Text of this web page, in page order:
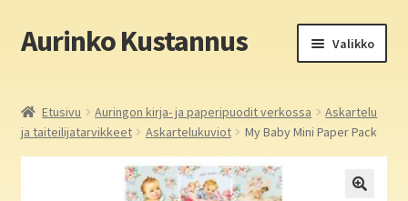
Siirry
navigointiin
Siirry
sisältöön
Aurinko Kustannus Valikko
Yritys
Etusivu Auringon kirja- ja paperipuodit verkossa
Askartelu
ja taiteilijatarvikkeet
Askartelukuviot My Baby Mini Paper Pack